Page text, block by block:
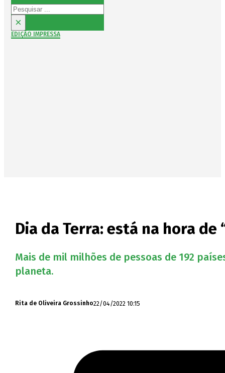
Pesquisar
×
EDIÇÃO IMPRESSA
Dia da Terra: está na hora
Mais de mil milhões de pessoas de 192
planeta.
Rita de Oliveira Grossinho22/04/2022 10:15